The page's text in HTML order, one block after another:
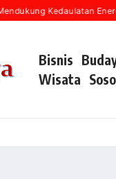
Energi Nasional
Bisnis
Wisata